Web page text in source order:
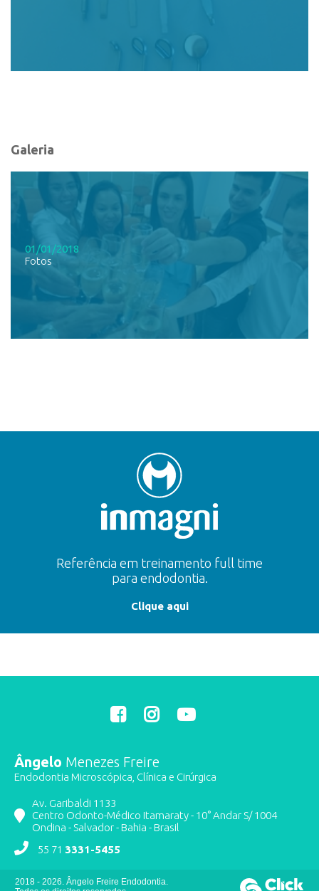
Galeria
01/01/2018
Fotos
Referência em treinamento full time
para endodontia.
Clique aqui
Ângelo Menezes Freire
Endodontia Microscópica, Clínica e Cirúrgica
Av. Garibaldi 1133
Centro Odonto-Médico Itamaraty - 10° Andar S/ 1004
Ondina - Salvador - Bahia - Brasil
55 71 3331-5455
2018 - 2026. Ângelo Freire Endodontia.